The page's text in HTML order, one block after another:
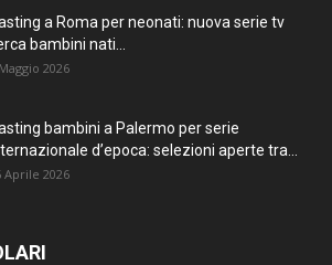
a Roma per neonati: nuova serie tv
bambini nati...
2026
bambini a Palermo per serie
d’epoca: selezioni aperte tra...
Aprile 2026